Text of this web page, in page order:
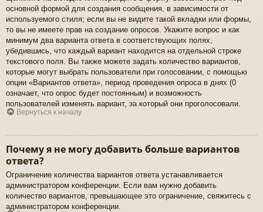
основной формой для создания сообщения, в зависимости от
используемого стиля; если вы не видите такой вкладки или формы,
то вы не имеете прав на создание опросов. Укажите вопрос и как
минимум два варианта ответа в соответствующих полях,
убедившись, что каждый вариант находится на отдельной строке
текстового поля. Вы также можете задать количество вариантов,
которые могут выбрать пользователи при голосовании, с помощью
опции «Вариантов ответа», период проведения опроса в днях (0
означает, что опрос будет постоянным) и возможность
пользователей изменять вариант, за который они проголосовали.
Вернуться к началу
Почему я не могу добавить больше вариантов
ответа?
Ограничение количества вариантов ответа устанавливается
администратором конференции. Если вам нужно добавить
количество вариантов, превышающее это ограничение, свяжитесь с
администратором конференции.